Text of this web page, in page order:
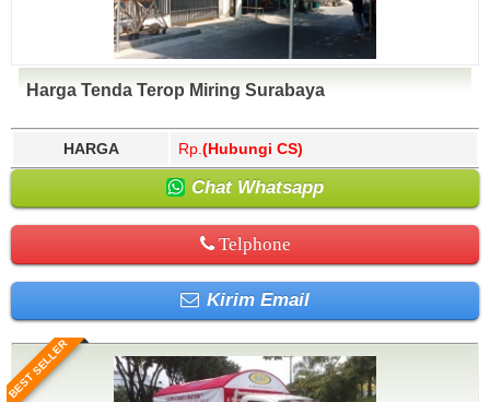
Harga Tenda Terop Miring Surabaya
HARGA Rp. (Hubungi CS)
Chat Whatsapp
Telphone
Kirim Email
BEST SELLER